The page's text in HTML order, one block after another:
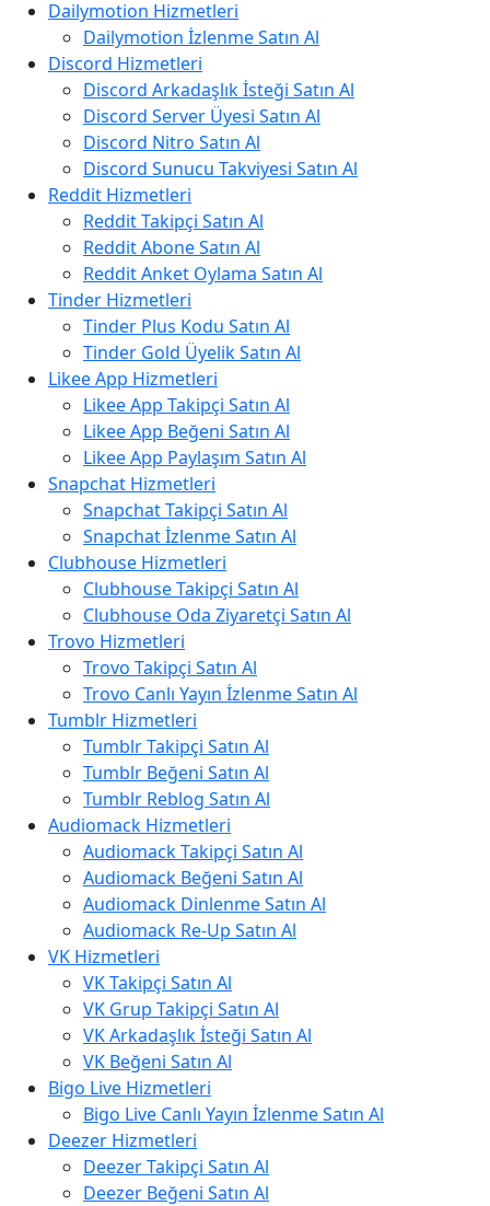
Dailymotion Hizmetleri
Dailymotion İzlenme Satın Al
Discord Hizmetleri
Discord Arkadaşlık İsteği Satın Al
Discord Server Üyesi Satın Al
Discord Nitro Satın Al
Discord Sunucu Takviyesi Satın Al
Reddit Hizmetleri
Reddit Takipçi Satın Al
Reddit Abone Satın Al
Reddit Anket Oylama Satın Al
Tinder Hizmetleri
Tinder Plus Kodu Satın Al
Tinder Gold Üyelik Satın Al
Likee App Hizmetleri
Likee App Takipçi Satın Al
Likee App Beğeni Satın Al
Likee App Paylaşım Satın Al
Snapchat Hizmetleri
Snapchat Takipçi Satın Al
Snapchat İzlenme Satın Al
Clubhouse Hizmetleri
Clubhouse Takipçi Satın Al
Clubhouse Oda Ziyaretçi Satın Al
Trovo Hizmetleri
Trovo Takipçi Satın Al
Trovo Canlı Yayın İzlenme Satın Al
Tumblr Hizmetleri
Tumblr Takipçi Satın Al
Tumblr Beğeni Satın Al
Tumblr Reblog Satın Al
Audiomack Hizmetleri
Audiomack Takipçi Satın Al
Audiomack Beğeni Satın Al
Audiomack Dinlenme Satın Al
Audiomack Re-Up Satın Al
VK Hizmetleri
VK Takipçi Satın Al
VK Grup Takipçi Satın Al
VK Arkadaşlık İsteği Satın Al
VK Beğeni Satın Al
Bigo Live Hizmetleri
Bigo Live Canlı Yayın İzlenme Satın Al
Deezer Hizmetleri
Deezer Takipçi Satın Al
Deezer Beğeni Satın Al